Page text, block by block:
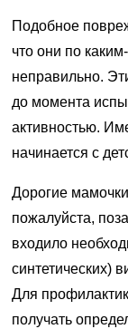
Подобное
что они по
неправильно.
до момента
активностью.
начинается с
Дорогие
пожалуйста,
входило
синтетических)
Для
получать